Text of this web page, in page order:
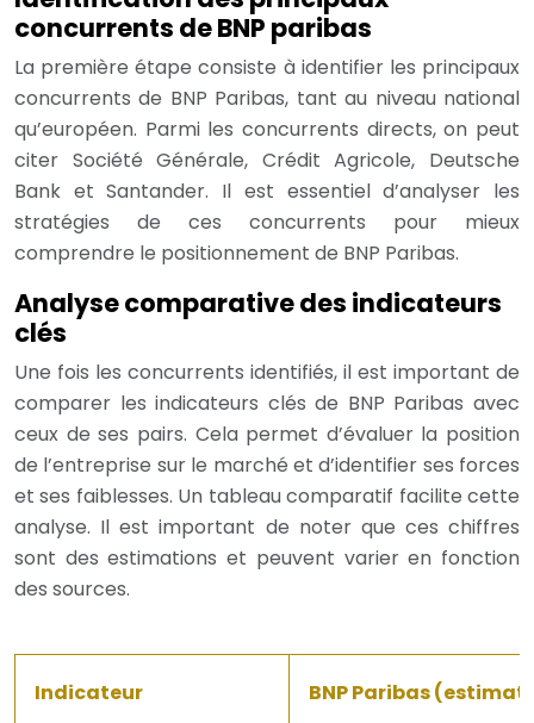
concurrents de BNP paribas
La première étape consiste à identifier les principaux
concurrents de BNP Paribas, tant au niveau national
qu’européen. Parmi les concurrents directs, on peut
citer Société Générale, Crédit Agricole, Deutsche
Bank et Santander. Il est essentiel d’analyser les
stratégies de ces concurrents pour mieux
comprendre le positionnement de BNP Paribas.
Analyse comparative des indicateurs
clés
Une fois les concurrents identifiés, il est important de
comparer les indicateurs clés de BNP Paribas avec
ceux de ses pairs. Cela permet d’évaluer la position
de l’entreprise sur le marché et d’identifier ses forces
et ses faiblesses. Un tableau comparatif facilite cette
analyse. Il est important de noter que ces chiffres
sont des estimations et peuvent varier en fonction
des sources.
Indicateur BNP Paribas